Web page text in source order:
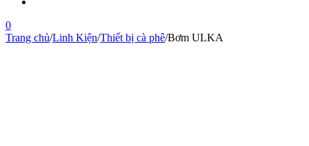
0
Trang chủ/Linh Kiện/Thiết bị cà phê/Bơm ULKA